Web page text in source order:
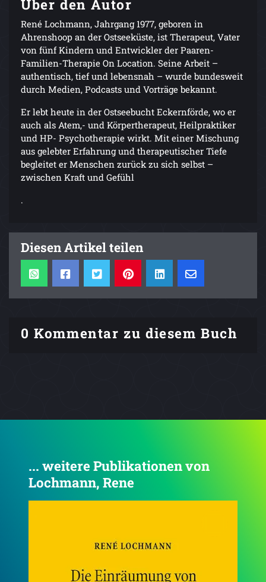
Über den Autor
René Lochmann, Jahrgang 1977, geboren in
Ahrenshoop an der Ostseeküste, ist Therapeut, Vater
von fünf Kindern und Entwickler der Paaren-
Familien-Therapie On Location. Seine Arbeit –
authentisch, tief und lebensnah – wurde bundesweit
durch Medien, Podcasts und Vorträge bekannt.
Er lebt heute in der Ostseebucht Eckernförde, wo er
auch als Atem,- und Körpertherapeut, Heilpraktiker
und HP- Psychotherapie wirkt. Mit einer Mischung
aus gelebter Erfahrung und therapeutischer Tiefe
begleitet er Menschen zurück zu sich selbst –
zwischen Kraft und Gefühl
.
Diesen Artikel teilen
0 Kommentar zu diesem Buch
... weitere Publikationen von
Lochmann, Rene